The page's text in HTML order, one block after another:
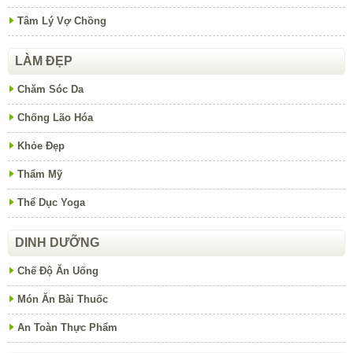
Tâm Lý Vợ Chồng
LÀM ĐẸP
Chăm Sóc Da
Chống Lão Hóa
Khỏe Đẹp
Thẩm Mỹ
Thể Dục Yoga
DINH DƯỠNG
Chế Độ Ăn Uống
Món Ăn Bài Thuốc
An Toàn Thực Phẩm